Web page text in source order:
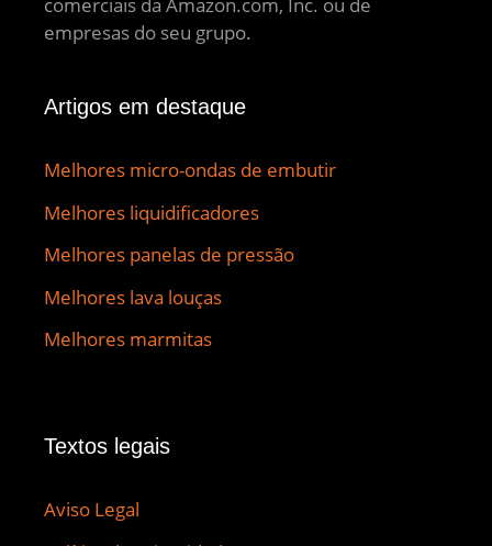
comerciais da Amazon.com, Inc. ou de
empresas do seu grupo.
Artigos em destaque
Melhores micro-ondas de embutir
Melhores liquidificadores
Melhores panelas de pressão
Melhores lava louças
Melhores marmitas
Textos legais
Aviso Legal